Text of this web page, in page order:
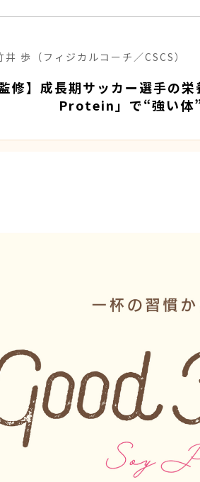
歩（フィジカルコーチ／CSCS）
監修】成長期サッカー選手
Protein」で“強い体